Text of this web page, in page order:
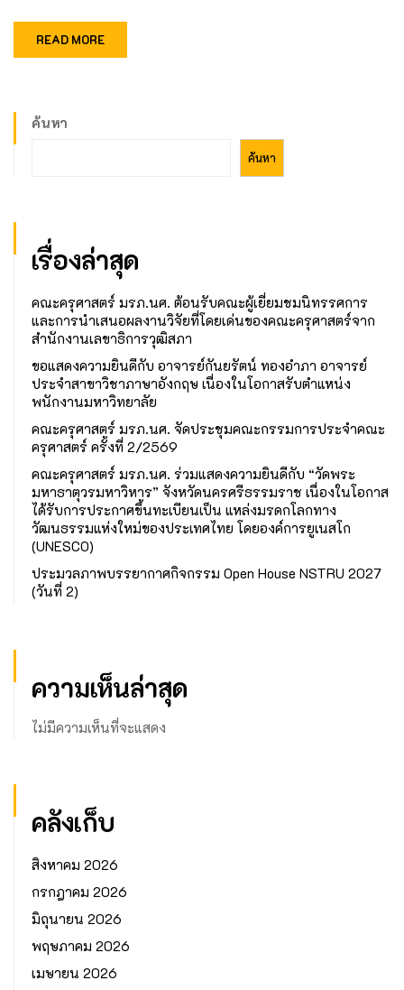
READ MORE
ค้นหา
ค้นหา
เรื่องล่าสุด
คณะครุศาสตร์ มรภ.นศ. ต้อนรับคณะผู้เยี่ยมชมนิทรรศการ
และการนำเสนอผลงานวิจัยที่โดยเด่นของคณะครุศาสตร์จาก
สำนักงานเลขาธิการวุฒิสภา
ขอแสดงความยินดีกับ อาจารย์กันยรัตน์ ทองอำภา อาจารย์
ประจำสาขาวิชาภาษาอังกฤษ เนื่องในโอกาสรับตำแหน่ง
พนักงานมหาวิทยาลัย
คณะครุศาสตร์ มรภ.นศ. จัดประชุมคณะกรรมการประจำคณะ
ครุศาสตร์ ครั้งที่ 2/2569
คณะครุศาสตร์ มรภ.นศ. ร่วมแสดงความยินดีกับ “วัดพระ
มหาธาตุวรมหาวิหาร” จังหวัดนครศรีธรรมราช เนื่องในโอกาส
ได้รับการประกาศขึ้นทะเบียนเป็น แหล่งมรดกโลกทาง
วัฒนธรรมแห่งใหม่ของประเทศไทย โดยองค์การยูเนสโก
(UNESCO)
ประมวลภาพบรรยากาศกิจกรรม Open House NSTRU 2027
(วันที่ 2)
ความเห็นล่าสุด
ไม่มีความเห็นที่จะแสดง
คลังเก็บ
สิงหาคม 2026
กรกฎาคม 2026
มิถุนายน 2026
พฤษภาคม 2026
เมษายน 2026